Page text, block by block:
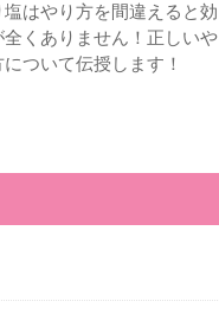
塩はやり方を間違えると効
全くありません！正しいや
について伝授します！